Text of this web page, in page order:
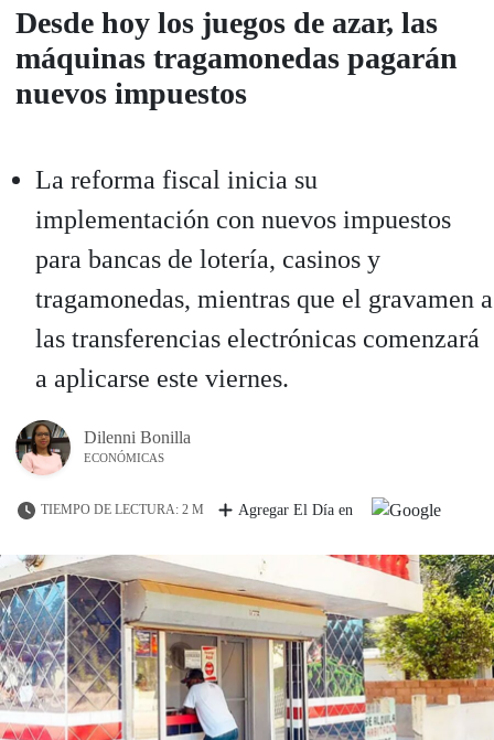
Desde hoy los juegos de azar, las
máquinas tragamonedas pagarán
nuevos impuestos
La reforma fiscal inicia su
implementación con nuevos impuestos
para bancas de lotería, casinos y
tragamonedas, mientras que el gravamen a
las transferencias electrónicas comenzará
a aplicarse este viernes.
Dilenni Bonilla
ECONÓMICAS
TIEMPO DE LECTURA: 2 M Agregar El Día en